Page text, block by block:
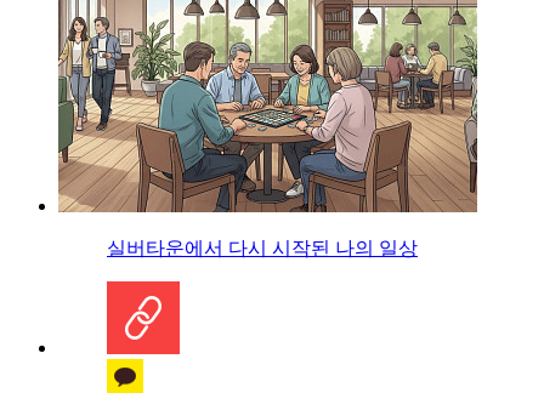
실버타운에서 다시 시작된 나의 일상